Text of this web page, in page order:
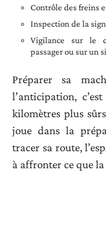
Contrôle des freins
Inspection de la
Vigilance sur le
passager ou sur un
Préparer sa
l’anticipation,
kilomètres plus
joue dans la
tracer sa route,
à affronter ce que la